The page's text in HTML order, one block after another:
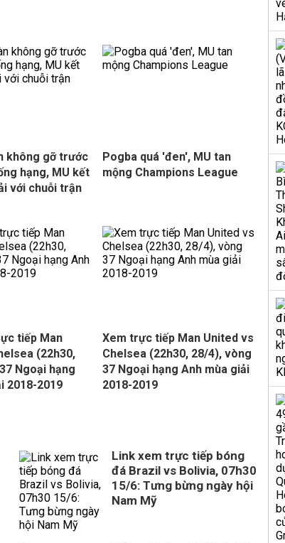
không gỡ trước
hạng, MU kết
với chuỗi trận
Pogba quá 'đen', MU tan
mộng Champions League
tiếp Man
(22h30,
Ngoại hạng
2018-2019
Xem trực tiếp Man United vs
Chelsea (22h30, 28/4), vòng
37 Ngoại hạng Anh mùa giải
2018-2019
Link xem trực tiếp bóng
đá Brazil vs Bolivia, 07h30
15/6: Tưng bừng ngày hội
Nam Mỹ